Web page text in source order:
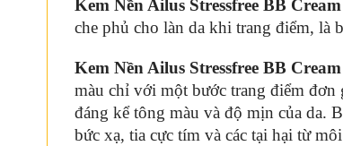
Kem Nền Ailus Stressfree BB Cream
che phủ cho làn da khi trang điểm, là
Kem Nền Ailus Stressfree BB Cream
màu chỉ với một bước trang điểm đơn
đáng kể tông màu và độ mịn của da.
bức xạ, tia cực tím và các tại hại từ